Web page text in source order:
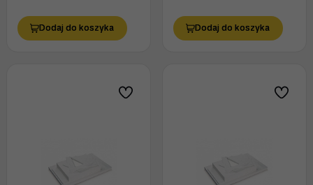
Dodaj do koszyka Dodaj do koszyka